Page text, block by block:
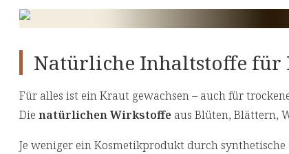
Natürliche Inhaltstoffe für
Für alles ist ein Kraut gewachsen – auch für
Die natürlichen Wirkstoffe aus Blüten, Blättern,
Je weniger ein Kosmetikprodukt durch